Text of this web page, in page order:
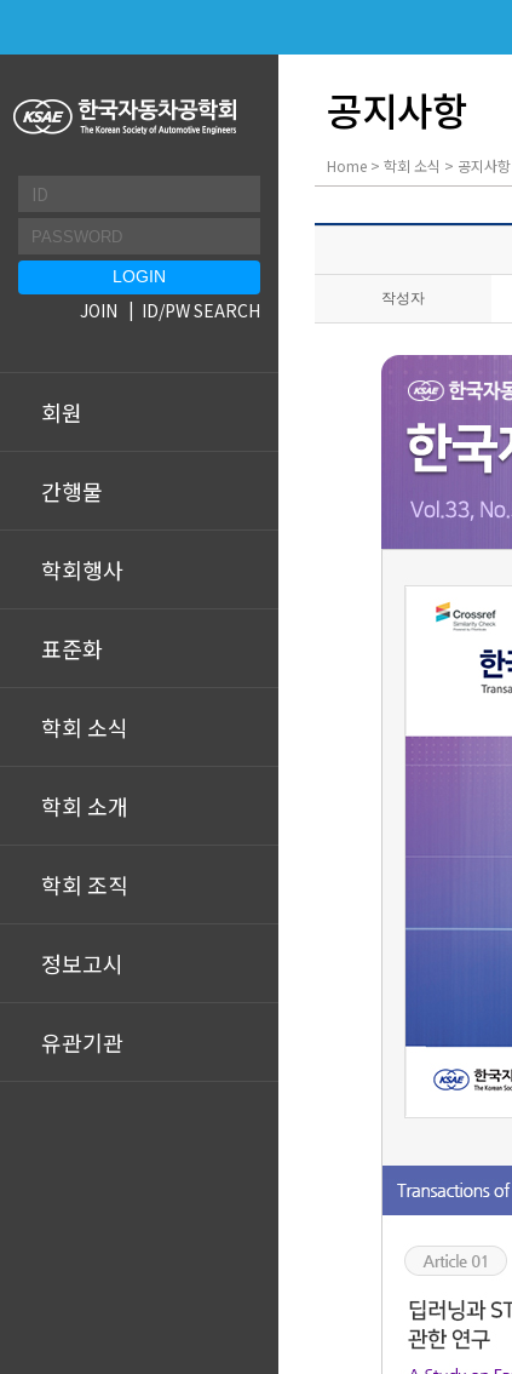
회원
간행물
학회행사
표준화
학회 소식
학회 소개
학회 조직
정보고시
유관기관
JOIN ID/PW SEARCH
공지사항
Home > 학회 소식 > 공지사항
작성자